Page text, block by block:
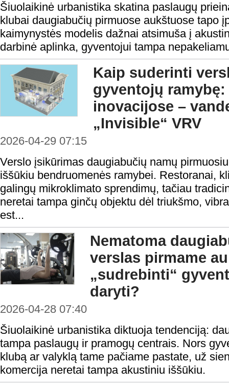
Šiuolaikinė urbanistika skatina paslaugų
klubai daugiabučių pirmuose aukštuose tapo
kaimynystės modelis dažnai atsimuša į
darbinė aplinka, gyventojui tampa
Kaip suderinti
gyventojų
inovacijose –
„Invisible“ VRV
2026-04-29 07:15
Verslo įsikūrimas daugiabučių namų
iššūkiu bendruomenės ramybei. Restoranai,
galingų mikroklimato sprendimų, tačiau
neretai tampa ginčų objektu dėl triukšmo,
est...
Nematoma
verslas pirmame
„sudrebinti“
daryti?
2026-04-28 07:40
Šiuolaikinė urbanistika diktuoja tendenciją:
tampa paslaugų ir pramogų centrais. Nors
klubą ar valyklą tame pačiame pastate, už
komercija neretai tampa akustiniu iššūkiu.